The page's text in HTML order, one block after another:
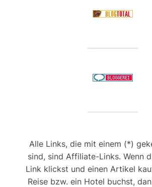
Alle Links, die mit einem (*)
sind, sind Affiliate-Links. Wenn
Link klickst und einen Artikel
Reise bzw. ein Hotel buchst,